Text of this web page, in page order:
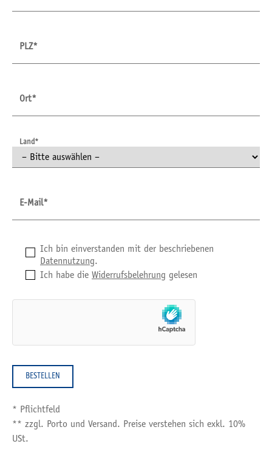
PLZ*
Ort*
Land*
E-Mail*
Ich bin einverstanden mit der beschriebenen
Datennutzung.
Ich habe die Widerrufsbelehrung gelesen
* Pflichtfeld
** zzgl. Porto und Versand. Preise verstehen sich exkl. 10%
USt.